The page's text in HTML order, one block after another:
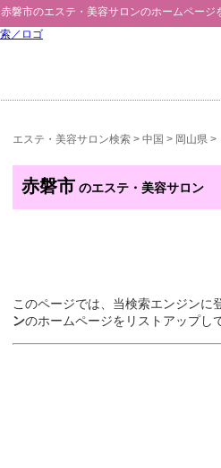
赤磐市のエステ・美容サロンのホームページ
エステ・美容サロン検索 > 中国 > 岡山県 >
赤磐市 のエステ・美容サロン
このページでは、当検索エンジンに
ンのホームページをリストアップし